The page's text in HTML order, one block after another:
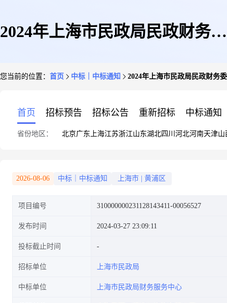
2024年上海市民政局民政财务委
您当前的位置： 首页 中标｜中标通知 2024年上海市民政局民政财务
首页 招标预告 招标公告 重新招标 中标通知
省份地区： 北京广东 上海江苏浙江山东湖北四川 河北河南天津山
2026-08-06 中标｜中标通知 上海市 黄浦区
项目编号 310000000231128143411-00056527
发布时间 2024-03-27 23:09:11
投标截止时间
招标单位 上海市民政局
中标单位 上海市民政局财务服务中心